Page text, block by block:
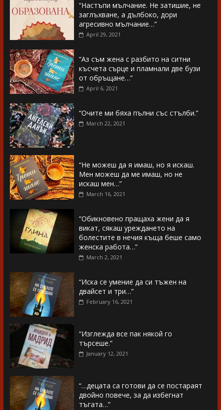
“Настъпи мълчание. Не затишие, не
заглъхване, а дълбоко, дори
агресивно мълчание…”
April 29, 2021
“Аз съм жена с разбито на ситни
късчета сърце и пламнали две бузи
от обръщане…”
April 6, 2021
“Очите ми бяха пълни със стълби.”
March 22, 2021
“Не можеш да я имаш, но я искаш.
Мен можеш да ме имаш, но не
искаш мен…”
March 16, 2021
“Обикновено пращаха жени да я
викат, сякаш уреждането на
болестите в нечия къща беше само
женска работа…”
March 2, 2021
“Иска се умение да си тъжен на
двайсет и три…”
February 16, 2021
“Изглежда все пак някой го
търсеше.”
January 12, 2021
“…децата са готови да се постараят
двойно повече, за да избегнат
тъгата…”